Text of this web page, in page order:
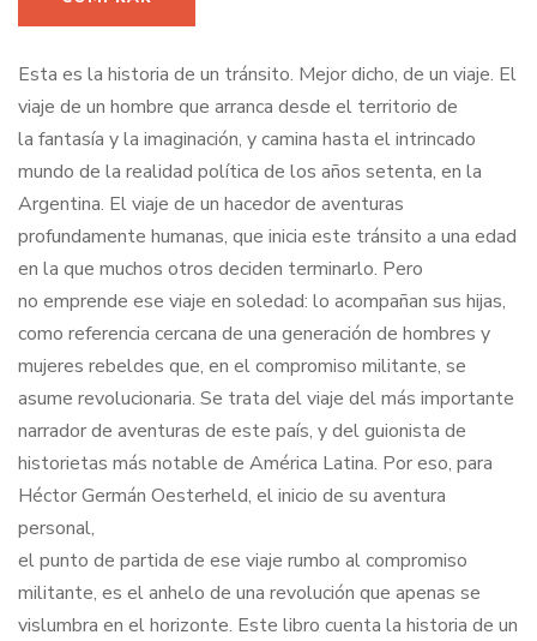
Esta es la historia de un tránsito. Mejor dicho, de un viaje. El
viaje de un hombre que arranca desde el territorio de
la fantasía y la imaginación, y camina hasta el intrincado
mundo de la realidad política de los años setenta, en la
Argentina. El viaje de un hacedor de aventuras
profundamente humanas, que inicia este tránsito a una edad
en la que muchos otros deciden terminarlo. Pero
no emprende ese viaje en soledad: lo acompañan sus hijas,
como referencia cercana de una generación de hombres y
mujeres rebeldes que, en el compromiso militante, se
asume revolucionaria. Se trata del viaje del más importante
narrador de aventuras de este país, y del guionista de
historietas más notable de América Latina. Por eso, para
Héctor Germán Oesterheld, el inicio de su aventura
personal,
el punto de partida de ese viaje rumbo al compromiso
militante, es el anhelo de una revolución que apenas se
vislumbra en el horizonte. Este libro cuenta la historia de un